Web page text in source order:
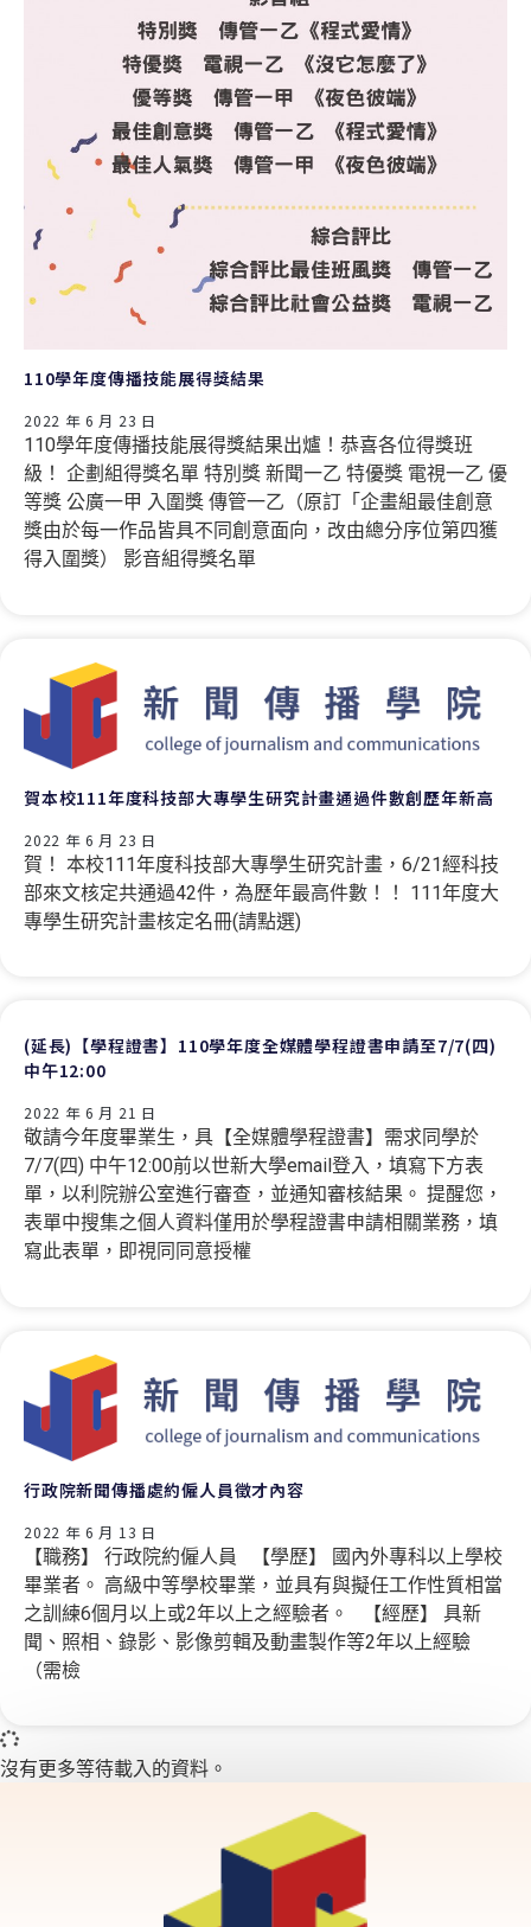
110學年度傳播技能展得獎結果
2022 年 6 月 23 日
110學年度傳播技能展得獎結果出爐！恭喜各位得獎班
級！ 企劃組得獎名單 特別獎 新聞一乙 特優獎 電視一乙 優
等獎 公廣一甲 入圍獎 傳管一乙（原訂「企畫組最佳創意
獎由於每一作品皆具不同創意面向，改由總分序位第四獲
得入圍獎） 影音組得獎名單
賀本校111年度科技部大專學生研究計畫通過件數創歷年新高
2022 年 6 月 23 日
賀！ 本校111年度科技部大專學生研究計畫，6/21經科技
部來文核定共通過42件，為歷年最高件數！！ 111年度大
專學生研究計畫核定名冊(請點選)
(延長)【學程證書】110學年度全媒體學程證書申請至7/7(四)
中午12:00
2022 年 6 月 21 日
敬請今年度畢業生，具【全媒體學程證書】需求同學於
7/7(四) 中午12:00前以世新大學email登入，填寫下方表
單，以利院辦公室進行審查，並通知審核結果。 提醒您，
表單中搜集之個人資料僅用於學程證書申請相關業務，填
寫此表單，即視同同意授權
行政院新聞傳播處約僱人員徵才內容
2022 年 6 月 13 日
【職務】 行政院約僱人員 【學歷】 國內外專科以上學校
畢業者。 高級中等學校畢業，並具有與擬任工作性質相當
之訓練6個月以上或2年以上之經驗者。 【經歷】 具新
聞、照相、錄影、影像剪輯及動畫製作等2年以上經驗
（需檢
沒有更多等待載入的資料。